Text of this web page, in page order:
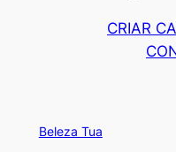
CRIAR
Beleza Tua